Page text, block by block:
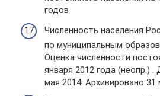
годов
Численность населения
по муниципальным
Оценка численности
января 2012 года (неопр.)
мая 2014. Архивировано 31